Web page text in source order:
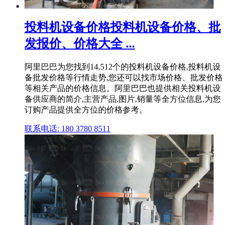
投料机设备价格投料机设备价格、批
发报价、价格大全 ...
阿里巴巴为您找到14,512个的投料机设备价格,投料机设
备批发价格等行情走势,您还可以找市场价格、批发价格
等相关产品的价格信息。阿里巴巴也提供相关投料机设
备供应商的简介,主营产品,图片,销量等全方位信息,为您
订购产品提供全方位的价格参考。
联系电话: 180 3780 8511